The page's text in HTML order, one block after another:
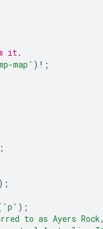
it.
map' ) ! ;
);
'p' );
to as Ayers